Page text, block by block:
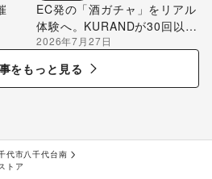
EC発の「酒ガチャ」をリアル
体験へ。KURANDが30回以上
のポップアップ出店で届け
る“新しいお酒との出会い”
2026年7月27日
をもっと見る
代市八千代台南
トア